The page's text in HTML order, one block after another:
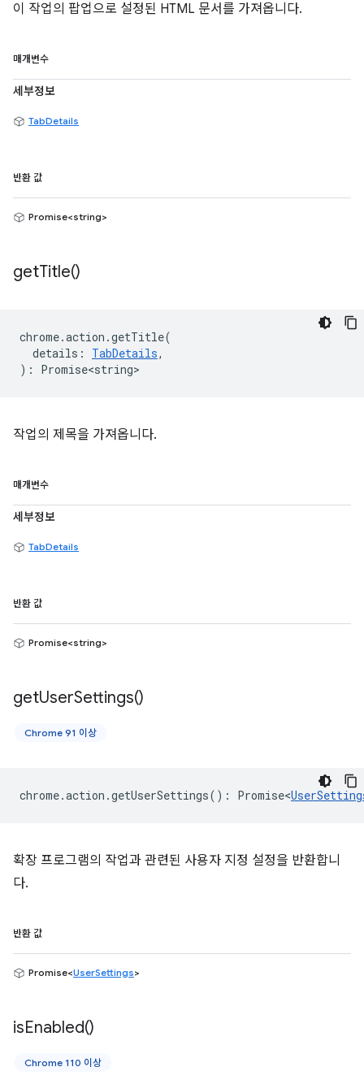
이 작업의 팝업으로 설정된 HTML 문서를 가져옵니다.
매개변수
세부정보
TabDetails
반환 값
Promise<string>
getTitle()
chrome.action .getTitle(
details : TabDetails,
) : Promise<string>
작업의 제목을 가져옵니다.
매개변수
세부정보
TabDetails
반환 값
Promise<string>
getUserSettings()
Chrome 91 이상
chrome.action .getUserSettings() : Promise<
확장 프로그램의 작업과 관련된 사용자 지정 설정을 반환합니
다.
반환 값
Promise<UserSettings>
isEnabled()
Chrome 110 이상